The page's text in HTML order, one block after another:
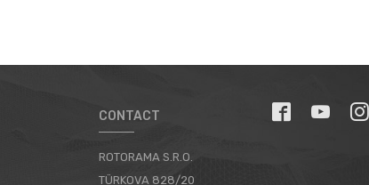
CONTACT
ROTORAMA S.R.O.
TÜRKOVA 828/20